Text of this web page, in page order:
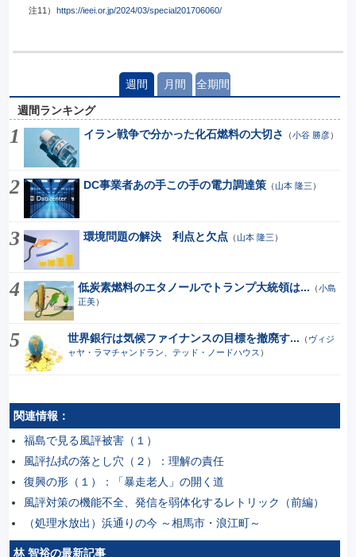
注11） https://ieei.or.jp/2024/03/special201706060/
週間 月間 全期間
週間ランキング
イラン戦争で分かった化石燃料の大切さ
（小谷 勝彦）
DC事業者あの手この手の電力調達策（山本 隆三 ）
環境問題の解決 利点と欠点 （山本 隆三 ）
低炭素燃料のエタノールでトランプ大統領は... （小島
正美）
世界銀行は気候ファイナンスの目標を撤廃す... （ ヴィジ
ャヤ・ラマチャンドラン、テッド・ノードハウス ）
関連情報：
福島で見る風評被害（１）
風評払拭の落とし穴（２）：理解の責任
復興の形（１）：「暴走老人」の開く道
風評対策の機能不全、発信を弱体化するレトリック（前編）
（処理水放出）浜通りの今 ～相馬市・浪江町～
林 智裕の最新記事